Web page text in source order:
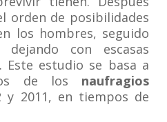
orden de posibilidades
los hombres, seguido
con escasas
Este estudio se basa a
de los naufragios
y 2011, en tiempos de